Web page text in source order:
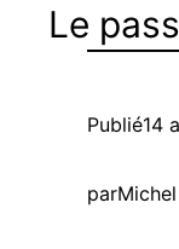
Le
Publié14
par